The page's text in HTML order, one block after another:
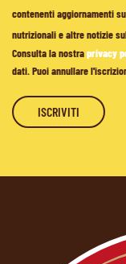
contenenti aggiornamenti
nutrizionali e altre notizie
Consulta la nostraprivacy
dati. Puoi annullare